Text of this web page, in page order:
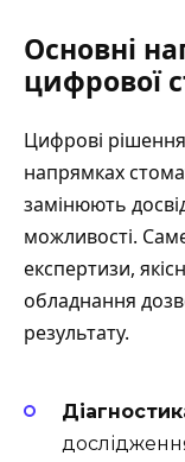
Основні
цифрової
Цифрові
напрямках
замінюють
можливості.
експертизи,
обладнання
результату.